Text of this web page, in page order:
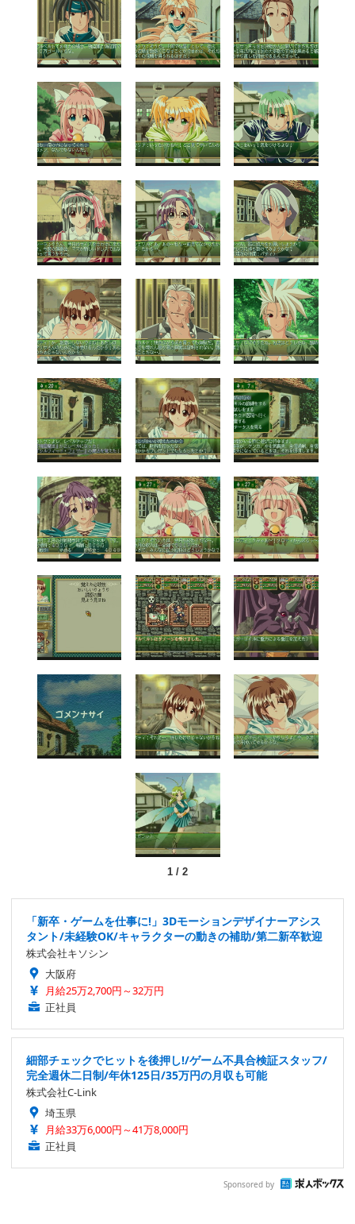
1/ 2
「新卒・ゲームを仕事に!」3Dモーションデザイナーアシス
タント/未経験OK/キャラクターの動きの補助/第二新卒歓迎
株式会社キソシン
大阪府
月給25万2,700円～32万円
正社員
細部チェックでヒットを後押し!/ゲーム不具合検証スタッフ/
完全週休二日制/年休125日/35万円の月収も可能
株式会社C-Link
埼玉県
月給33万6,000円～41万8,000円
正社員
Sponsored by